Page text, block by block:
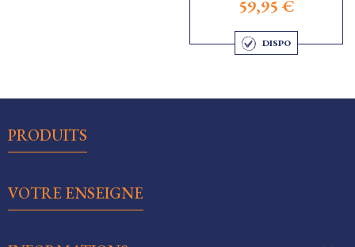
59,95 €
DISPO
PRODUITS
VOTRE ENSEIGNE